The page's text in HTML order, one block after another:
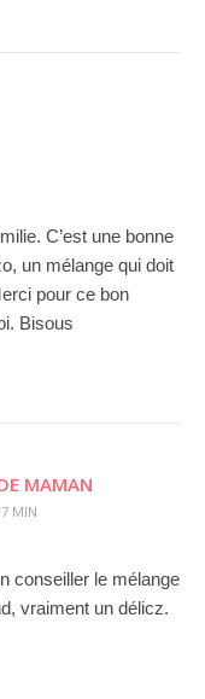
C’est une bonne
un mélange qui doit
pour ce bon
Bisous
MAMAN
MIN
conseiller le mélange
vraiment un délicz.